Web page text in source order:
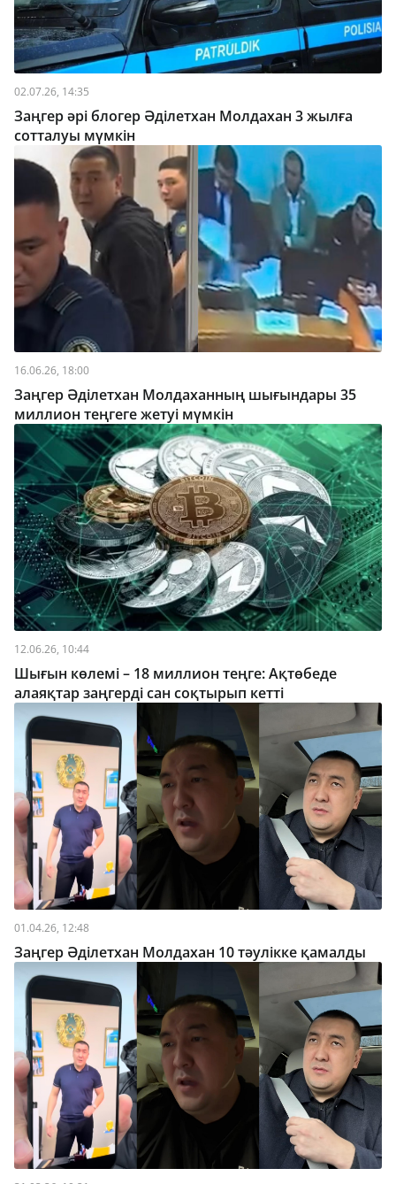
02.07.26, 14:35
Заңгер әрі блогер Әділетхан Молдахан 3 жылға
сотталуы мүмкін
16.06.26, 18:00
Заңгер Әділетхан Молдаханның шығындары 35
миллион теңгеге жетуі мүмкін
12.06.26, 10:44
Шығын көлемі – 18 миллион теңге: Ақтөбеде
алаяқтар заңгерді сан соқтырып кетті
01.04.26, 12:48
Заңгер Әділетхан Молдахан 10 тәулікке қамалды